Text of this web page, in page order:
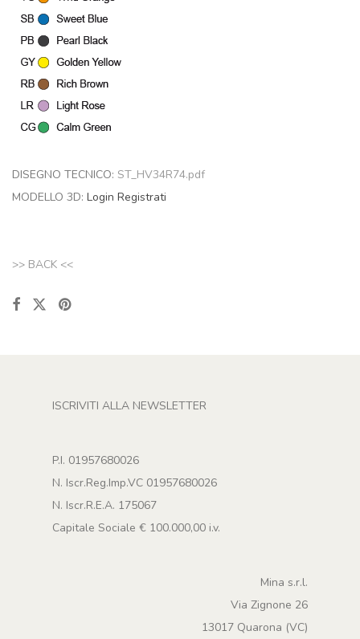
DISEGNO TECNICO: ST_HV34R74.pdf
MODELLO 3D: Login Registrati
>> BACK <<
ISCRIVITI ALLA NEWSLETTER
P.I. 01957680026
N. Iscr.Reg.Imp.VC 01957680026
N. Iscr.R.E.A. 175067
Capitale Sociale € 100.000,00 i.v.
Mina s.r.l.
Via Zignone 26
13017 Quarona (VC)